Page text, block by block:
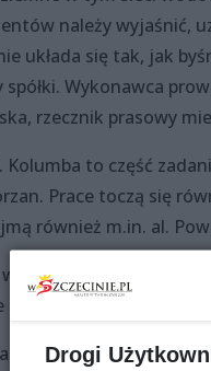
należy wyjaśnić,
układa się tak, jak
spółki. Wykonawca
rzecznik prasowy
Kolumba to część
Prace toczą się
również m.in. al.
listopadzie 2021 r. i
tego terminu?
wcześnie na mówienie
Drogi